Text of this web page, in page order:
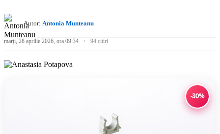
Autor: Antonia Munteanu
marți, 28 aprilie 2026, ora 09:34 94 citiri
-30%